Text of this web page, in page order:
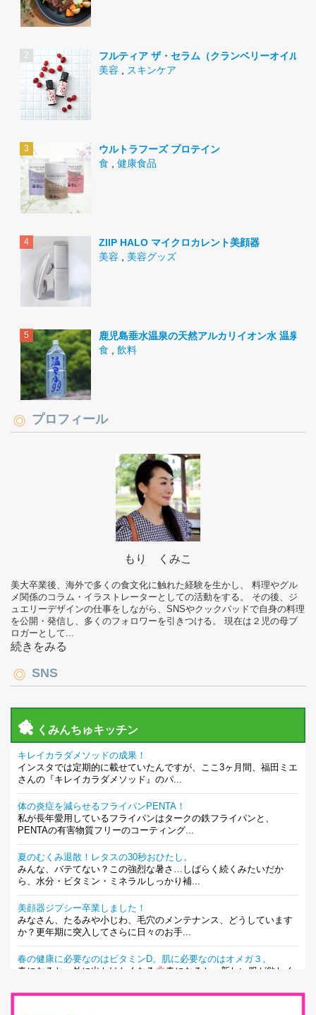
フルティア ザ・セラム（クランベリーオイル）
美容
スキンケア
ウルトラフーズ プロテイン
食
健康食品
ZIIP HALO マイクロカレント美顔器
美容
美容グッズ
鹿児島垂水温泉の天然アルカリイオン水 温泉水
食
飲料
プロフィール
もり くみこ
美大卒業後、海外で多くの食文化に触れた経験を生かし、 料理やグル
メ関係のコラム・イラストレーターとしての活動をする。 その後、ジ
ュエリーデザインの仕事をしながら、SNSやクックパッドで自身の料理
を公開・発信し、多くのフォロワーを引きつける。 現在は２児の母ブ
ロガーとして...
続きをみる
SNS
くみんちゅキッチン
キレイカラダメソッドの成果！
インスタでは定期的に載せていたんですが、ここ3ヶ月間、福田ミエ
さんの『キレイカラダメソッド』のパ...
体の炎症を減らせるフライパンPENTA！
私が長年愛用しているフライパンはタークの鉄フライパンと、
PENTAの有害物質フリーのコーティング...
夏のむくみ退散！レタスの30秒おひたし。
みんな、バテてない？この強烈な暑さ…しばらく続くみたいだか
ら、水分・ビタミン・ミネラルしっかり補...
美顔器ジプシー卒業しました！
みなさん、たるみや小じわ、毛穴のメンテナンス、どうしています
か？更年期に突入してさらに日々のお手...
春の健康に必要なのはビタミンD。肌に必要なのはオメガ３。
春になると、外に出かけたくなる
春になると、新しい服が欲しく